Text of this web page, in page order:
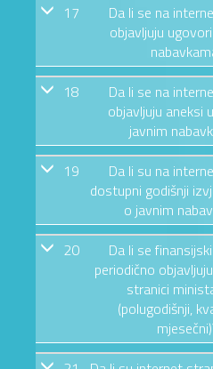
17
Da li se na
objavljuju
18
Da li se na
objavljuju aneksi
javnim
19
Da li su na
dostupni godišnji
o javnim
20
Da li se
periodično
stranici
(polugodišnji,